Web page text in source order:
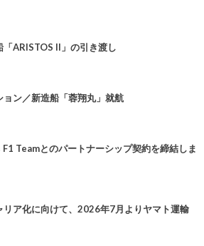
ARISTOS II」の引き渡し
ン／新造船「蓉翔丸」就航
Teamとのパートナーシップ契約を締結しま
リア化に向けて、2026年7月よりヤマト運輸